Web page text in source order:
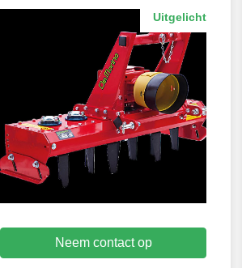
Uitgelicht
Neem contact op